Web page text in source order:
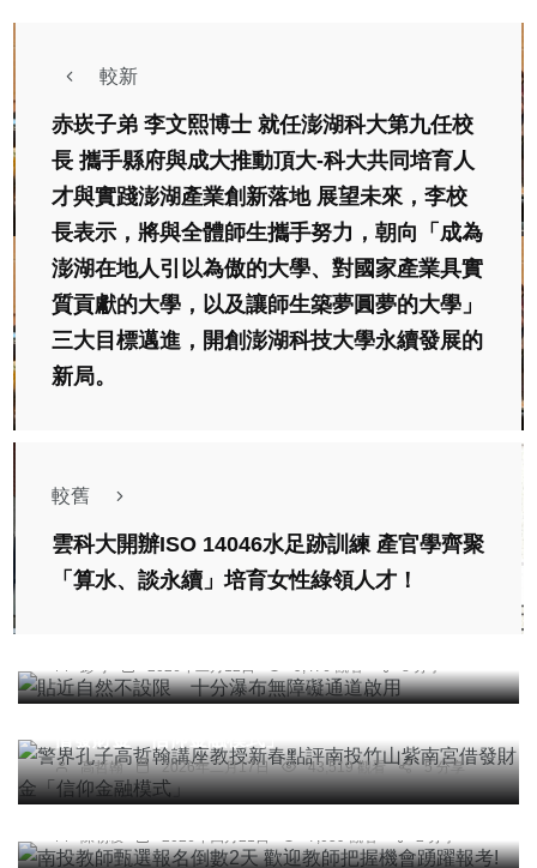
較新
赤崁子弟 李文熙博士 就任澎湖科大第九任校
長 攜手縣府與成大推動頂大-科大共同培育人
才與實踐澎湖產業創新落地 展望未來，李校
長表示，將與全體師生攜手努力，朝向「成為
澎湖在地人引以為傲的大學、對國家產業具實
質貢獻的大學，以及讓師生築夢圓夢的大學」
三大目標邁進，開創澎湖科技大學永續發展的
新局。
較舊
雲科大開辦ISO 14046水足跡訓練 產官學齊聚
「算水、談永續」培育女性綠領人才！
彭可 2026年二月12日 9,476 觀看 8 分享
專欄
警界孔子高哲翰講座教授新春點評南投竹山紫南宮
高哲翰 2026年二月17日 43,519 觀看 5 分享
南投教師甄選報名倒數2天 歡迎教師把握機會踴躍
報考!
陳朝枝 2026年四月21日 7,059 觀看 2 分享
社會 綜合新聞 文教